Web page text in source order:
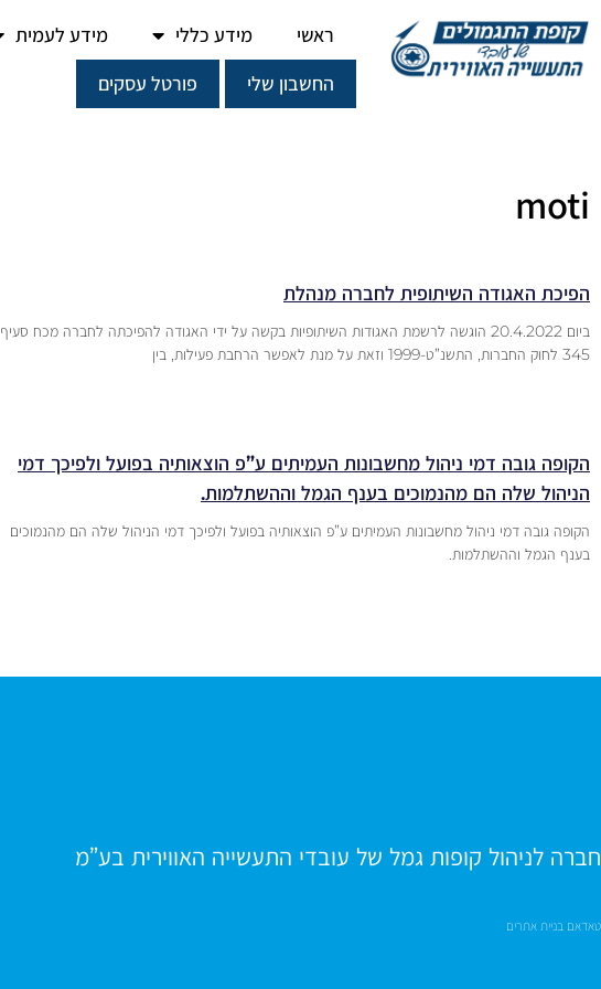
ראשי מידע כללי מידע לעמית
החשבון שלי
פורטל עסקים
moti
הפיכת האגודה השיתופית לחברה מנהלת
ביום 20.4.2022 הוגשה לרשמת האגודות השיתופיות בקשה על ידי האגודה להפיכתה לחברה מכח סעיף
345 לחוק החברות, התשנ”ט-1999 וזאת על מנת לאפשר הרחבת פעילות, בין
הקופה גובה דמי ניהול מחשבונות העמיתים ע”פ הוצאותיה בפועל ולפיכך דמי
הניהול שלה הם מהנמוכים בענף הגמל וההשתלמות.
הקופה גובה דמי ניהול מחשבונות העמיתים ע”פ הוצאותיה בפועל ולפיכך דמי הניהול שלה הם מהנמוכים
בענף הגמל וההשתלמות.
חברה לניהול קופות גמל של עובדי התעשייה האווירית בע”מ
טאדאם בניית אתרים